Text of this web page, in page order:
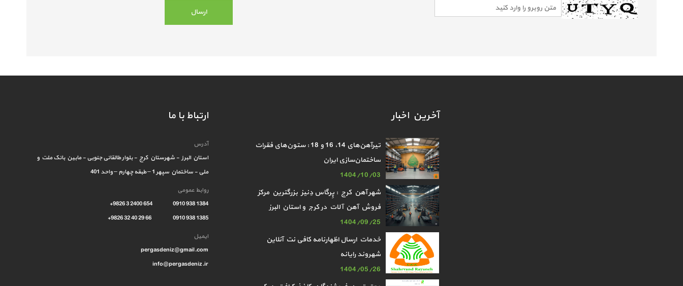
ارتباط با ما
آدرس
استان البرز - شهرستان کرج - بلوار طالقانی جنوبی - مابین بانک ملت و
ملی - ساختمان سپهر 1 – طبقه چهارم – واحد 401
روابط عمومی
1384 938 0910 654 2400 3 9826+
1385 938 0910 66 29 40 32 9826+
ایمیل
pergasdeniz@gmail.com
info@pergasdeniz.ir
آخرین اخبار
تیرآهن‌های 14، 16 و 18 : ستون‌های فقرات
ساختمان‌سازی ایران
1404/10/03
شهر آهن کرج : پِرگاس دِنیز بزرگترین مرکز
فروش آهن آلات در کرج و استان البرز
1404/09/25
خدمات ارسال اظهارنامه کافی نت آنلاین
شهروند رایانه
1404/05/26